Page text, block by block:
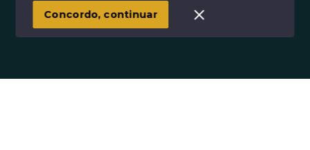
SITE PARA IMOBILIARIA
Concordo, continuar